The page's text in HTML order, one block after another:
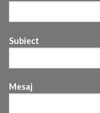
Subiect
Mesaj